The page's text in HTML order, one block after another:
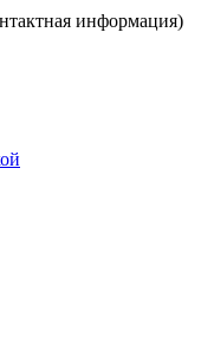
информация)